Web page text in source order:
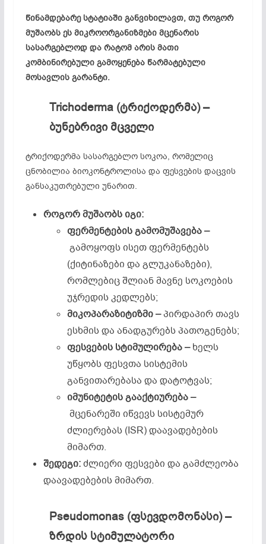
წინამდებარე სტატიაში განვიხილავთ, თუ როგორ
მუშაობს ეს მიკროორგანიზმები მცენარის
სასარგებლოდ და რატომ არის მათი
კომბინირებული გამოყენება წარმატებული
მოსავლის გარანტი.
Trichoderma (ტრიქოდერმა) –
ბუნებრივი მცველი
ტრიქოდერმა სასარგებლო სოკოა, რომელიც
ცნობილია ბიოკონტროლისა და ფესვების დაცვის
განსაკუთრებული უნარით.
როგორმუშაობსიგი:
ფერმენტებისგამომუშავება –
გამოყოფს ისეთ ფერმენტებს
(ქიტინაზები და გლუკანაზები),
რომლებიც შლიან მავნე სოკოების
უჯრედის კედლებს;
მიკოპარაზიტიზმი –პირდაპირ თავს
ესხმის და ანადგურებს პათოგენებს;
ფესვების სტიმულირება –ხელს
უწყობს ფესვთა სისტემის
განვითარებასა და დატოტვას;
იმუნიტეტისგააქტიურება –
მცენარეში იწვევს სისტემურ
ძლიერებას (ISR) დაავადებების
მიმართ.
შედეგი:ძლიერი ფესვები და გამძლეობა
დაავადებების მიმართ.
Pseudomonas (ფსევდომონასი) –
ზრდის სტიმულატორი